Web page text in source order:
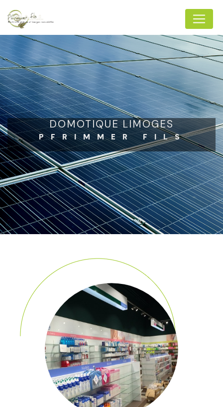
DOMOTIQUE LIMOGES
PFRIMMER FILS